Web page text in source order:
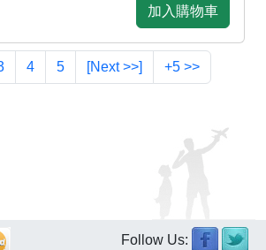
加入購物車
4 5 [Next >>] +5 >>
Follow Us: